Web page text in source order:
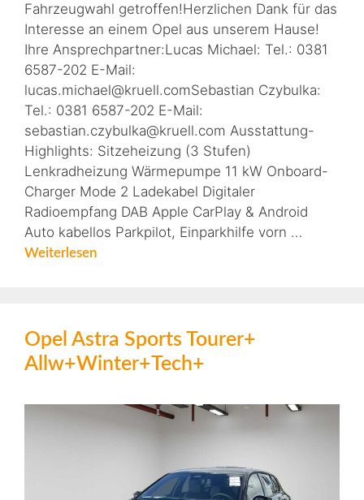
Fahrzeugwahl getroffen!Herzlichen Dank für das
Interesse an einem Opel aus unserem Hause!
Ihre Ansprechpartner:Lucas Michael: Tel.: 0381
6587-202 E-Mail:
lucas.michael@kruell.comSebastian Czybulka:
Tel.: 0381 6587-202 E-Mail:
sebastian.czybulka@kruell.com Ausstattung-
Highlights: Sitzeheizung (3 Stufen)
Lenkradheizung Wärmepumpe 11 kW Onboard-
Charger Mode 2 Ladekabel Digitaler
Radioempfang DAB Apple CarPlay & Android
Auto kabellos Parkpilot, Einparkhilfe vorn …
Weiterlesen
Opel Astra Sports Tourer+
Allw+Winter+Tech+